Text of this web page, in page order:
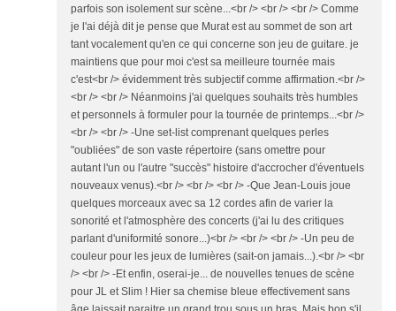
parfois son isolement sur scène...<br /> <br /> <br /> Comme
je l'ai déjà dit je pense que Murat est au sommet de son art
tant vocalement qu'en ce qui concerne son jeu de guitare. je
maintiens que pour moi c'est sa meilleure tournée mais
c'est<br /> évidemment très subjectif comme affirmation.<br />
<br /> <br /> Néanmoins j'ai quelques souhaits très humbles
et personnels à formuler pour la tournée de printemps...<br />
<br /> <br /> -Une set-list comprenant quelques perles
"oubliées" de son vaste répertoire (sans omettre pour
autant l'un ou l'autre "succès" histoire d'accrocher d'éventuels
nouveaux venus).<br /> <br /> <br /> -Que Jean-Louis joue
quelques morceaux avec sa 12 cordes afin de varier la
sonorité et l'atmosphère des concerts (j'ai lu des critiques
parlant d'uniformité sonore...)<br /> <br /> <br /> -Un peu de
couleur pour les jeux de lumières (sait-on jamais...).<br /> <br
/> <br /> -Et enfin, oserai-je... de nouvelles tenues de scène
pour JL et Slim ! Hier sa chemise bleue effectivement sans